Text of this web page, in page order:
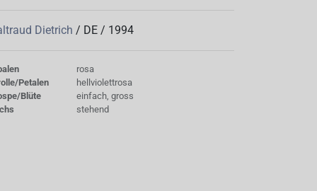
Dietrich / DE / 1994
rosa
Petalen
hellviolettrosa
Blüte
einfach, gross
stehend